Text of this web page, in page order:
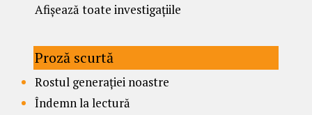
Afișează toate investigațiile
Proză scurtă
Rostul generației noastre
Îndemn la lectură